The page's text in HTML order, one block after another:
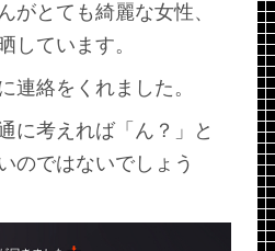
がとても綺麗な女性、
しています。
連絡をくれました。
に考えれば「ん？」と
のではないでしょう